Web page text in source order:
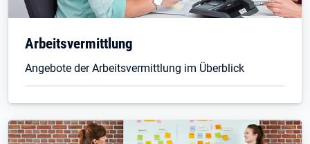
Arbeitsvermittlung
Angebote der Arbeitsvermittlung im Überblick